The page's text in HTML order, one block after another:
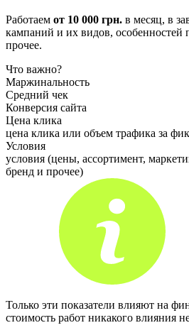
Работаем от 10 000 грн. в месяц, в
кампаний и их видов,
прочее.
Что важно?
Маржинальность
Средний чек
Конверсия сайта
Цена клика
цена клика или объем трафика за
Условия
условия (цены, ассортимент,
бренд и прочее)
Только эти показатели влияют на
стоимость работ никакого влияния